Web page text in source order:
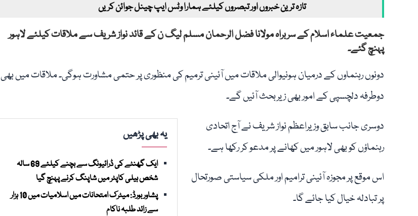
تازہ ترین خبروں اور تبصروں کیلئے ہمارا وٹس ایپ چینل جوائن کریں
جمعیت علماء اسلام کے سربراہ مولانا فضل الرحمان مسلم لیگ ن کے قائد نواز شریف سے ملاقات کیلئے لاہور
پہنچ گئے۔
دونوں رہنماوں کے درمیان ہونیوالی ملاقات میں آئینی ترمیم کی منظوری پر حتمی مشاورت ہوگی۔ ملاقات میں بھی
دوطرفہ دلچسپی کے امور بھی زیربحث آئیں گے۔
یہ بھی پڑھیں
ایک گھنٹے کی ڈرائیونگ سے بچنے کیلئے 69 سالہ
شخص ہیلی کاپٹر میں شاپنگ کرنے پہنچ گیا
پشاور بورڈ: میٹرک امتحانات میں اسلامیات میں 10 ہزار
سے زائد طلبہ ناکام
دوسری جانب سابق وزیراعظم نواز شریف نے آج اتحادی
رہنماؤں کو بھی لاہور میں کھانے پر مدعو کر رکھا ہے۔
اس موقع پر مجوزہ آئینی ترامیم اور ملکی سیاستی صورتحال
پر تبادلہ خیال کیا جائے گا۔